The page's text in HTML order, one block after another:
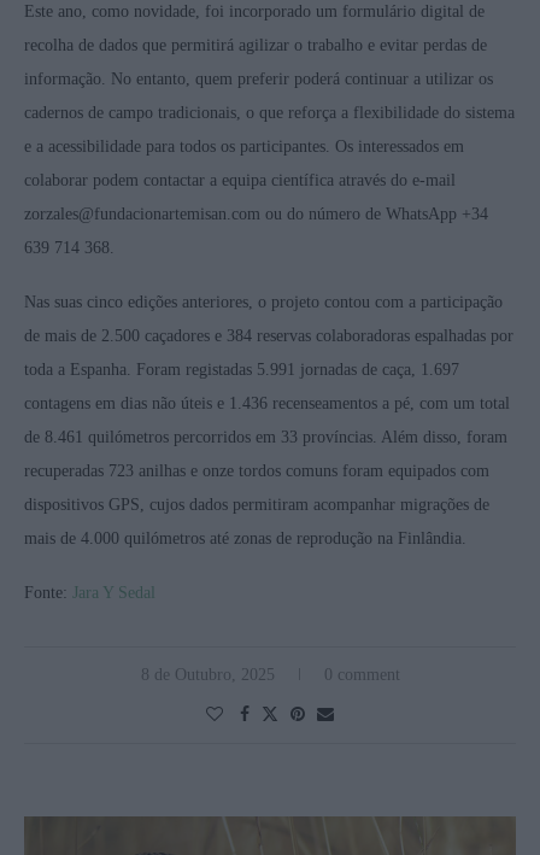
Este ano, como novidade, foi incorporado um formulário digital de
recolha de dados que permitirá agilizar o trabalho e evitar perdas de
informação. No entanto, quem preferir poderá continuar a utilizar os
cadernos de campo tradicionais, o que reforça a flexibilidade do sistema
e a acessibilidade para todos os participantes. Os interessados em
colaborar podem contactar a equipa científica através do e-mail
zorzales@fundacionartemisan.com ou do número de WhatsApp +34
639 714 368.
Nas suas cinco edições anteriores, o projeto contou com a participação
de mais de 2.500 caçadores e 384 reservas colaboradoras espalhadas por
toda a Espanha. Foram registadas 5.991 jornadas de caça, 1.697
contagens em dias não úteis e 1.436 recenseamentos a pé, com um total
de 8.461 quilómetros percorridos em 33 províncias. Além disso, foram
recuperadas 723 anilhas e onze tordos comuns foram equipados com
dispositivos GPS, cujos dados permitiram acompanhar migrações de
mais de 4.000 quilómetros até zonas de reprodução na Finlândia.
Fonte: Jara Y Sedal
8 de Outubro, 2025 0 comment